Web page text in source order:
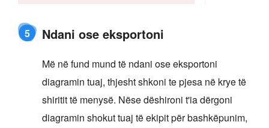
5 Ndani ose eksportoni
Më në fund mund të ndani ose eksportoni
diagramin tuaj, thjesht shkoni te pjesa në krye të
shiritit të menysë. Nëse dëshironi t'ia dërgoni
diagramin shokut tuaj të ekipit për bashkëpunim,